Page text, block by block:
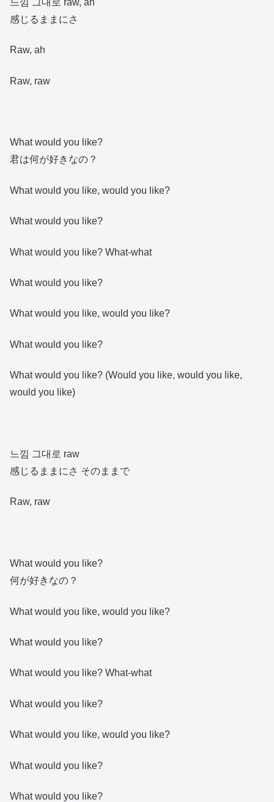
느낌 그대로 raw, ah
感じるままにさ
Raw, ah
Raw, raw
What would you like?
君は何が好きなの？
What would you like, would you like?
What would you like?
What would you like? What-what
What would you like?
What would you like, would you like?
What would you like?
What would you like? (Would you like, would you like,
would you like)
느낌 그대로 raw
感じるままにさ そのままで
Raw, raw
What would you like?
何が好きなの？
What would you like, would you like?
What would you like?
What would you like? What-what
What would you like?
What would you like, would you like?
What would you like?
What would you like?